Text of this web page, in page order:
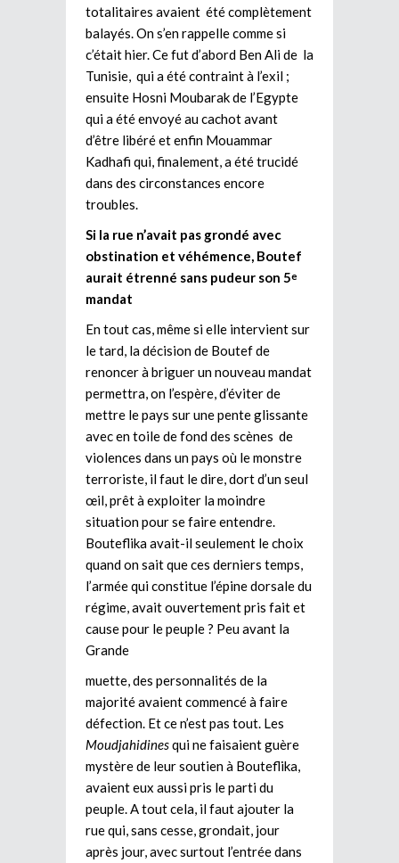
totalitaires avaient été complètement
balayés. On s’en rappelle comme si
c’était hier. Ce fut d’abord Ben Ali de la
Tunisie, qui a été contraint à l’exil ;
ensuite Hosni Moubarak de l’Egypte
qui a été envoyé au cachot avant
d’être libéré et enfin Mouammar
Kadhafi qui, finalement, a été trucidé
dans des circonstances encore
troubles.
Si la rue n’avait pas grondé avec
obstination et véhémence, Boutef
aurait étrenné sans pudeur son 5e
mandat
En tout cas, même si elle intervient sur
le tard, la décision de Boutef de
renoncer à briguer un nouveau mandat
permettra, on l’espère, d’éviter de
mettre le pays sur une pente glissante
avec en toile de fond des scènes de
violences dans un pays où le monstre
terroriste, il faut le dire, dort d’un seul
œil, prêt à exploiter la moindre
situation pour se faire entendre.
Bouteflika avait-il seulement le choix
quand on sait que ces derniers temps,
l’armée qui constitue l’épine dorsale du
régime, avait ouvertement pris fait et
cause pour le peuple ? Peu avant la
Grande
muette, des personnalités de la
majorité avaient commencé à faire
défection. Et ce n’est pas tout. Les
Moudjahidinesqui ne faisaient guère
mystère de leur soutien à Bouteflika,
avaient eux aussi pris le parti du
peuple. A tout cela, il faut ajouter la
rue qui, sans cesse, grondait, jour
après jour, avec surtout l’entrée dans